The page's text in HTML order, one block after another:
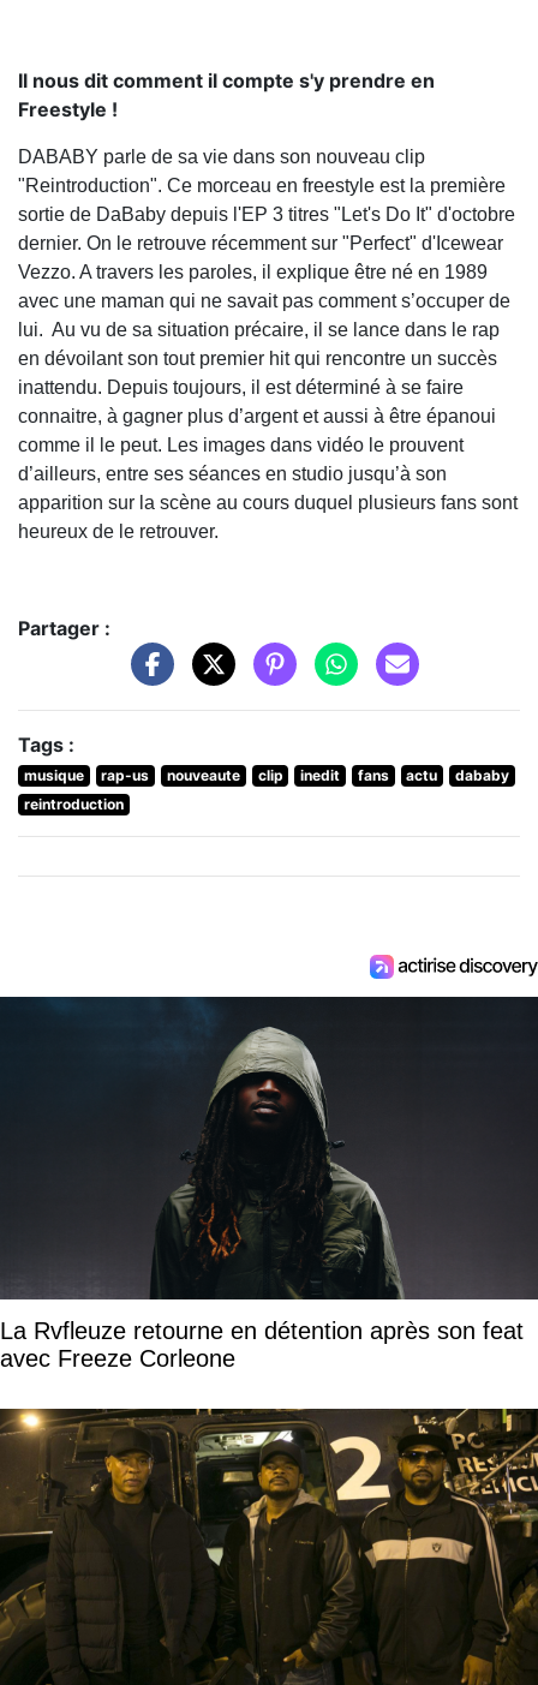
Il nous dit comment il compte s'y prendre en
Freestyle !
DABABY parle de sa vie dans son nouveau clip
"Reintroduction". Ce morceau en freestyle est la première
sortie de DaBaby depuis l'EP 3 titres "Let's Do It" d'octobre
dernier. On le retrouve récemment sur "Perfect" d'Icewear
Vezzo. A travers les paroles, il explique être né en 1989
avec une maman qui ne savait pas comment s’occuper de
lui. Au vu de sa situation précaire, il se lance dans le rap
en dévoilant son tout premier hit qui rencontre un succès
inattendu. Depuis toujours, il est déterminé à se faire
connaitre, à gagner plus d’argent et aussi à être épanoui
comme il le peut. Les images dans vidéo le prouvent
d’ailleurs, entre ses séances en studio jusqu’à son
apparition sur la scène au cours duquel plusieurs fans sont
heureux de le retrouver.
Partager :
Tags :
musique rap-us nouveaute clip inedit fans actu
dababy
reintroduction
La Rvfleuze retourne en détention après son feat
avec Freeze Corleone